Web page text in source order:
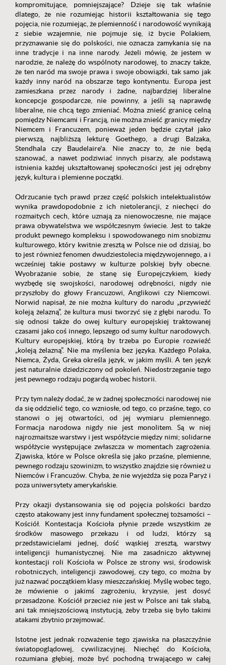
kompromitujące, pomniejszające? Dzieje się tak właśnie
dlatego, że nie rozumiejąc historii kształtowania się tego
pojęcia, nie rozumiejąc, że plemienność i narodowość wynikają
z siebie wzajemnie, nie pojmuje się, iż bycie Polakiem,
przyznawanie się do polskości, nie oznacza zamykania się na
inne tradycje i na inne narody. Jeżeli mówię, że jestem w
narodzie, że należę do wspólnoty narodowej, to znaczy także,
że ten naród ma swoje prawa i swoje obowiązki, tak samo jak
każdy inny naród na obszarze tego kontynentu. Europa jest
zamieszkana przez narody i żadne, najbardziej liberalne
koncepcje gospodarcze, nie powinny, a jeśli są naprawdę
liberalne, nie chcą tego zmieniać. Można znieść granicę celną
pomiędzy Niemcami i Francją, nie można znieść granicy między
Niemcem i Francuzem, ponieważ jeden będzie czytał jako
pierwszą, najbliższą lekturę Goethego, a drugi Balzaka,
Stendhala czy Baudelaire'a. Nie znaczy to, że nie będą
szanować, a nawet podziwiać innych pisarzy, ale podstawą
istnienia każdej ukształtowanej społeczności jest jej odrębny
język, kultura i plemienne początki.
Odrzucanie tych prawd przez część polskich intelektualistów
wynika prawdopodobnie z ich nietolerancji, z niechęci do
rozmaitych cech, które uznają za nienowoczesne, nie mające
prawa obywatelstwa we współczesnym świecie. Jest to także
produkt pewnego kompleksu i spowodowanego nim snobizmu
kulturowego, który kwitnie zresztą w Polsce nie od dzisiaj, bo
to jest również fenomen dwudziestolecia międzywojennego, a i
wcześniej takie postawy w kulturze polskiej były obecne.
Wyobrażanie sobie, że stanę się Europejczykiem, kiedy
wyzbędę się swojskości, narodowej odrębności, nigdy nie
przyszłoby do głowy Francuzowi, Anglikowi czy Niemcowi.
Norwid napisał, że nie można kultury do narodu „przywieźć
koleją żelazną”, że kultura musi tworzyć się z głębi narodu. To
się odnosi także do owej kultury europejskiej traktowanej
czasami jako coś innego, lepszego od sumy kultur narodowych.
Kultury europejskiej, którą by trzeba po Europie rozwieźć
„koleją żelazną”. Nie ma myślenia bez języka. Każdego Polaka,
Niemca, Żyda, Greka określa język, w jakim myśli. A ten język
jest naturalnie dziedziczony od pokoleń. Niedostrzeganie tego
jest pewnego rodzaju pogardą wobec historii.
Przy tym należy dodać, że w żadnej społeczności narodowej nie
da się oddzielić tego, co wzniosłe, od tego, co przaśne, tego, co
stanowi o jej otwartości, od jej wymiaru plemiennego.
Formacja narodowa nigdy nie jest monolitem. Są w niej
najrozmaitsze warstwy i jest współżycie między nimi; solidarne
współżycie występujące zwłaszcza w momentach zagrożenia.
Zjawiska, które w Polsce określa się jako przaśne, plemienne,
pewnego rodzaju szowinizm, to wszystko znajdzie się również u
Niemców i Francuzów. Chyba, że nie wyjeżdża się poza Paryż i
poza uniwersytety amerykańskie.
Przy okazji dystansowania się od pojęcia polskości bardzo
często atakowany jest inny fundament społecznej tożsamości –
Kościół. Kontestacja Kościoła płynie przede wszystkim ze
środków masowego przekazu i od ludzi, którzy są
przedstawicielami jednej, dość wąskiej zresztą, warstwy
inteligencji humanistycznej. Nie ma zasadniczo aktywnej
kontestacji roli Kościoła w Polsce ze strony wsi, środowisk
robotniczych, inteligencji zawodowej, czy tego, co można by
już nazwać początkiem klasy mieszczańskiej. Myślę wobec tego,
że mówienie o jakimś zagrożeniu, kryzysie, jest dosyć
przesadzone. Kościół przecież nie jest w Polsce ani tak słabą,
ani tak mniejszościową instytucją, żeby trzeba się było takimi
atakami zbytnio przejmować.
Istotne jest jednak rozważenie tego zjawiska na płaszczyźnie
światopoglądowej, cywilizacyjnej. Niechęć do Kościoła,
rozumiana głębiej, może być pochodną trwającego w całej